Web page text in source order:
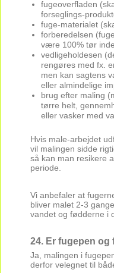
fugeoverfladen
forseglings-
fuge-materialet
forberedelsen
være 100% tør
vedligeholdesen
rengøres med fx.
men kan sagtens
eller almindelige
brug efter maling
tørre helt,
eller vasker med
Hvis male-arbejdet
vil malingen sidde
så kan man resikere
periode.
Vi anbefaler at
bliver malet 2-3
vandet og fødderne i
24. Er fugepen
Ja, malingen i
derfor velegnet til